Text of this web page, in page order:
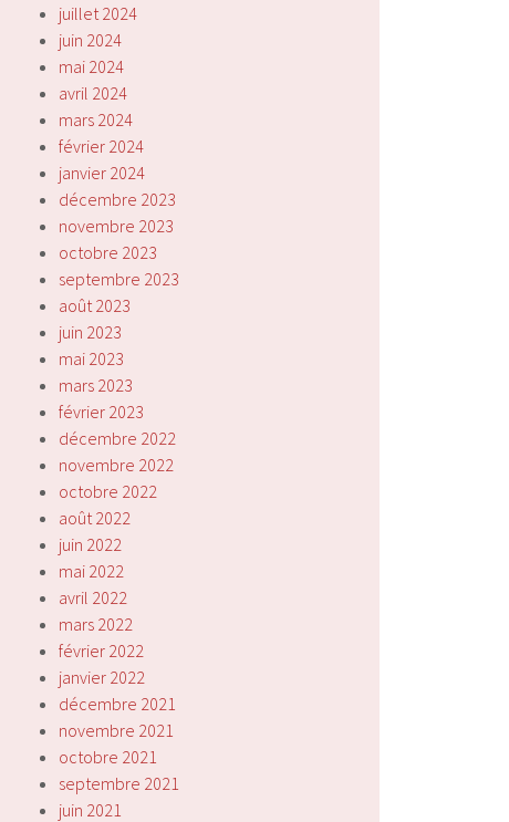
juillet 2024
juin 2024
mai 2024
avril 2024
mars 2024
février 2024
janvier 2024
décembre 2023
novembre 2023
octobre 2023
septembre 2023
août 2023
juin 2023
mai 2023
mars 2023
février 2023
décembre 2022
novembre 2022
octobre 2022
août 2022
juin 2022
mai 2022
avril 2022
mars 2022
février 2022
janvier 2022
décembre 2021
novembre 2021
octobre 2021
septembre 2021
juin 2021